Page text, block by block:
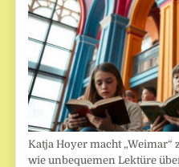
Katja Hoyer macht „Weimar“
wie unbequemen Lektüre